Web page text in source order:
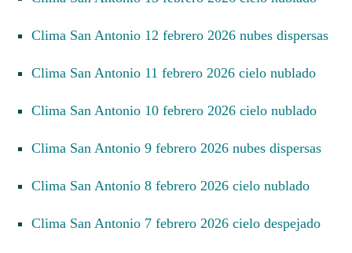
Clima San Antonio 12 febrero 2026 nubes dispersas
Clima San Antonio 11 febrero 2026 cielo nublado
Clima San Antonio 10 febrero 2026 cielo nublado
Clima San Antonio 9 febrero 2026 nubes dispersas
Clima San Antonio 8 febrero 2026 cielo nublado
Clima San Antonio 7 febrero 2026 cielo despejado